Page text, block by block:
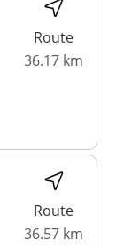
Route
36.17 km
Route
36.57 km